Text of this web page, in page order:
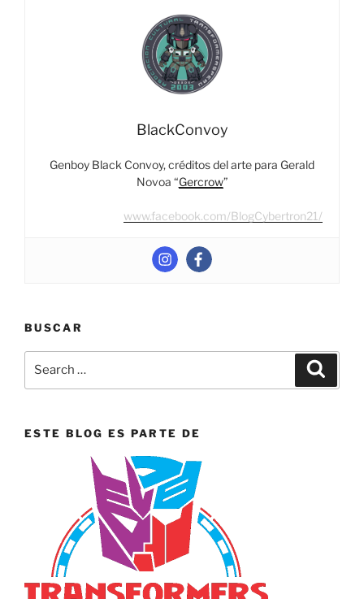
¿ES
QUE
RESEÑA
SIN
SPOILERS”
BlackConvoy
Genboy Black Convoy, créditos del arte para Gerald
Novoa “Gercrow”
www.facebook.com/BlogCybertron21/
BUSCAR
ESTE BLOG ES PARTE DE